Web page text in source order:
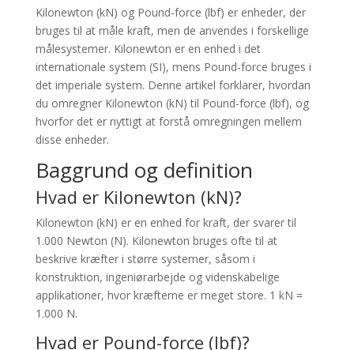
Kilonewton (kN) og Pound-force (lbf) er enheder, der
bruges til at måle kraft, men de anvendes i forskellige
målesystemer. Kilonewton er en enhed i det
internationale system (SI), mens Pound-force bruges i
det imperiale system. Denne artikel forklarer, hvordan
du omregner Kilonewton (kN) til Pound-force (lbf), og
hvorfor det er nyttigt at forstå omregningen mellem
disse enheder.
Baggrund og definition
Hvad er Kilonewton (kN)?
Kilonewton (kN) er en enhed for kraft, der svarer til
1.000 Newton (N). Kilonewton bruges ofte til at
beskrive kræfter i større systemer, såsom i
konstruktion, ingeniørarbejde og videnskabelige
applikationer, hvor kræfterne er meget store. 1 kN =
1.000 N.
Hvad er Pound-force (lbf)?